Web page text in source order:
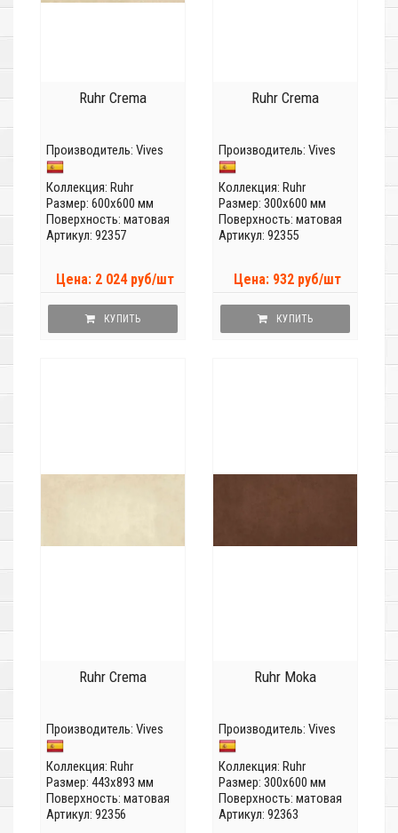
Ruhr Crema
Производитель: Vives
Коллекция: Ruhr
Размер: 600x600 мм
Поверхность: матовая
Артикул: 92357
Цена: 2 024 руб/шт
КУПИТЬ
Ruhr Crema
Производитель: Vives
Коллекция: Ruhr
Размер: 300x600 мм
Поверхность: матовая
Артикул: 92355
Цена: 932 руб/шт
КУПИТЬ
Ruhr Crema
Производитель: Vives
Коллекция: Ruhr
Размер: 443x893 мм
Поверхность: матовая
Артикул: 92356
Ruhr Moka
Производитель: Vives
Коллекция: Ruhr
Размер: 300x600 мм
Поверхность: матовая
Артикул: 92363